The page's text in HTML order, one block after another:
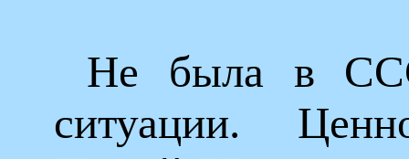
Не была в
ситуации.